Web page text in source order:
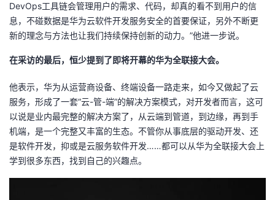
DevOps工具链会管理用户的需求、代码，却真的看不到用户的信
息，不碰数据是华为云软件开发服务安全的首要保证，另外不断更
新的理念与方法也让我们持续保持创新的动力。”他进一步说。
在采访的最后，恒少提到了即将开幕的华为全联接大会。
他表示，华为从运营商设备、终端设备一路走来，如今又做起了云
服务，形成了一套“云-管-端”的解决方案模式，对开发者而言，这可
以说是业内最完整的解决方案了，从云端到管道，到边缘，再到手
机端，是一个完整又丰富的生态。不管你从事底层的驱动开发、还
是软件开发，抑或是云服务软件开发……都可以从华为全联接大会上
学到很多东西，找到自己的兴趣点。